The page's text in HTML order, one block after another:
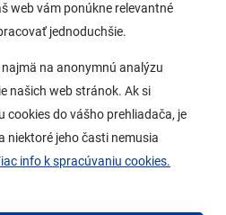
web vám ponúkne relevantné
jednoduchšie.
na anonymnú analýzu
našich web stránok. Ak si
cookies do vášho prehliadača, je
niektoré jeho časti nemusia
info k spracúvaniu cookies.